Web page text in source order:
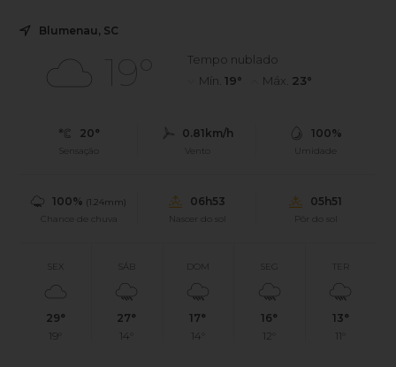
Blumenau, SC
19°
Tempo nublado
Mín. 19° Máx. 23°
20°
Sensação
0.81km/h
Vento
100%
Umidade
100% (1.24mm)
Chance de chuva
06h53
Nascer do sol
05h51
Pôr do sol
SEX
29°
19°
SÁB
27°
14°
DOM
17°
14°
SEG
16°
12°
TER
13°
11°